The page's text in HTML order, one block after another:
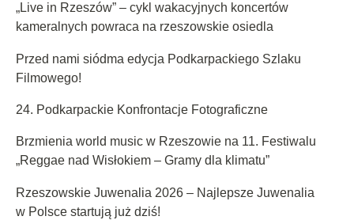
„Live in Rzeszów” – cykl wakacyjnych koncertów
kameralnych powraca na rzeszowskie osiedla
Przed nami siódma edycja Podkarpackiego Szlaku
Filmowego!
24. Podkarpackie Konfrontacje Fotograficzne
Brzmienia world music w Rzeszowie na 11. Festiwalu
„Reggae nad Wisłokiem – Gramy dla klimatu”
Rzeszowskie Juwenalia 2026 – Najlepsze Juwenalia
w Polsce startują już dziś!